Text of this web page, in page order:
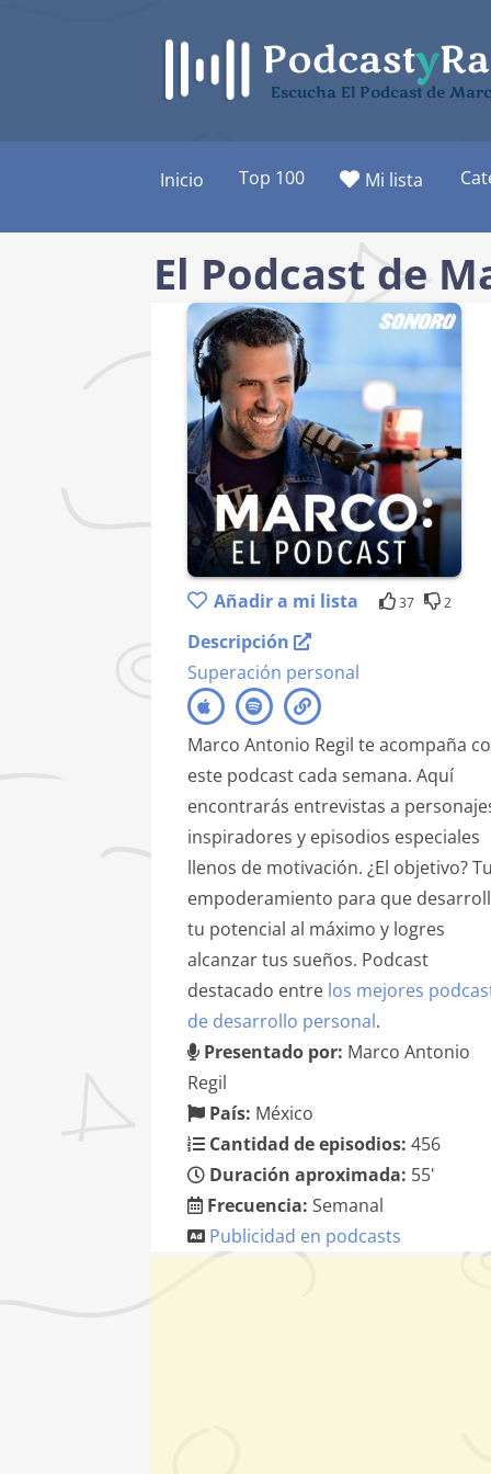
Escucha El Podcast de
Inicio Top 100 Mi lista
El Podcast de
Añadir a mi lista 37 2
Descripción
Superación personal
Marco Antonio Regil te acompaña
este podcast cada semana. Aquí
encontrarás entrevistas a
inspiradores y episodios especiales
llenos de motivación. ¿El objetivo?
empoderamiento para que
tu potencial al máximo y logres
alcanzar tus sueños. Podcast
destacado entre los mejores
de desarrollo personal.
Presentado por: Marco Antonio
Regil
País: México
Cantidad de episodios: 456
Duración aproximada: 55'
Frecuencia: Semanal
Publicidad en podcasts